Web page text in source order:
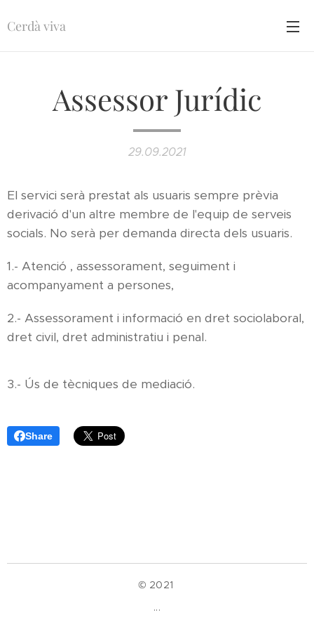
Cerdà viva
Assessor Jurídic
29.09.2021
El servici serà prestat als usuaris sempre prèvia
derivació d'un altre membre de l'equip de serveis
socials. No serà per demanda directa dels usuaris.
1.- Atenció , assessorament, seguiment i
acompanyament a persones,
2.- Assessorament i informació en dret sociolaboral,
dret civil, dret administratiu i penal.
3.- Ús de tècniques de mediació.
Share
© 2021
...